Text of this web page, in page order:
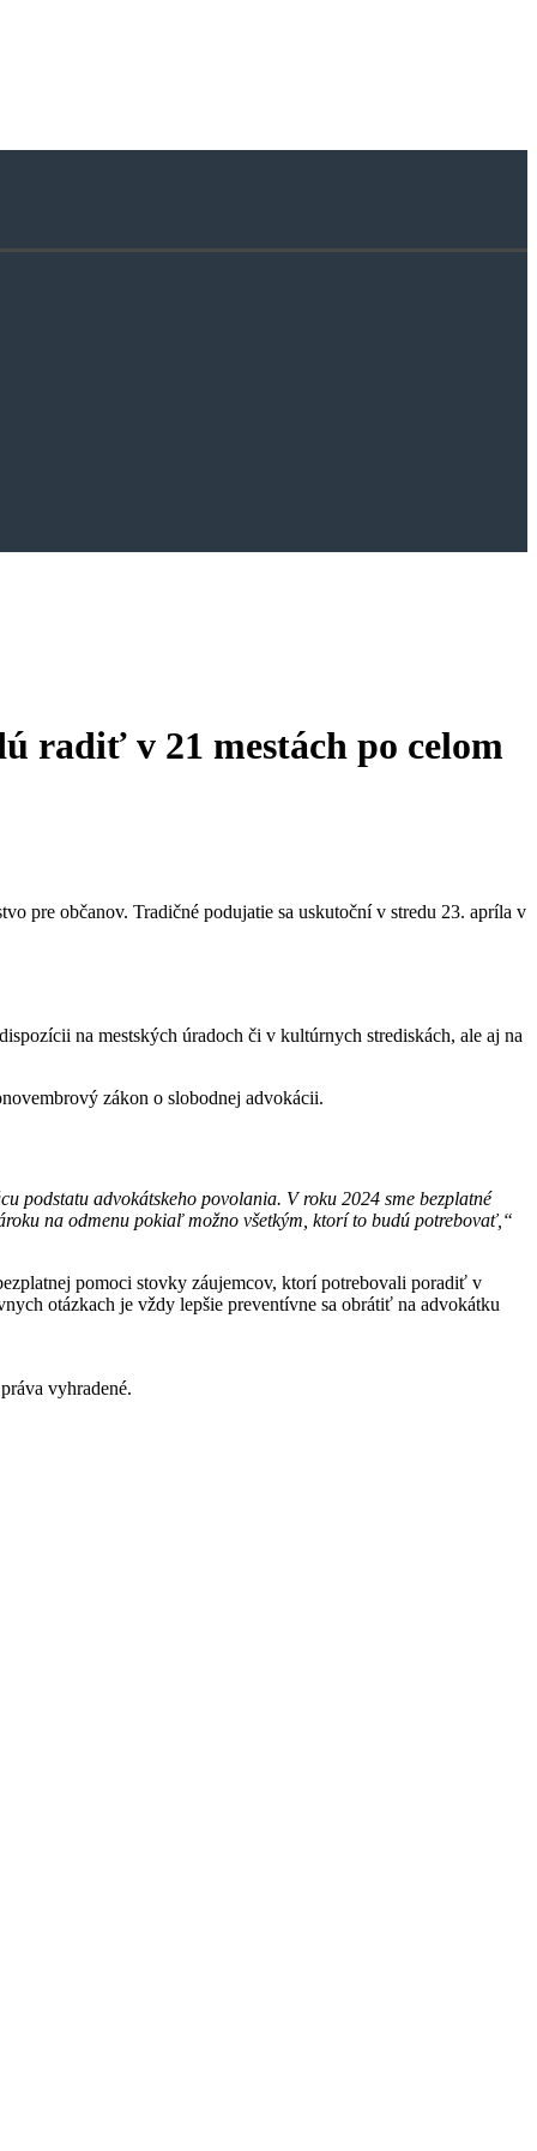
radiť v 21 mestách po celom
pre občanov. Tradičné podujatie sa uskutoční v stredu 23. apríla v
na mestských úradoch či v kultúrnych strediskách, ale aj na
zákon o slobodnej advokácii.
podstatu advokátskeho povolania. V roku 2024 sme bezplatné
na odmenu pokiaľ možno všetkým, ktorí to budú potrebovať,“
pomoci stovky záujemcov, ktorí potrebovali poradiť v
otázkach je vždy lepšie preventívne sa obrátiť na advokátku
vyhradené.